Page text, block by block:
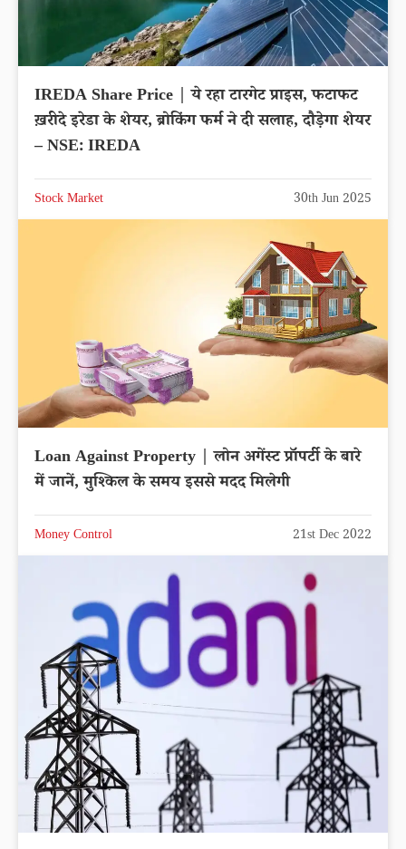
IREDA Share Price | ये रहा टारगेट प्राइस, फटाफट
ख़रीदे इरेडा के शेयर, ब्रोकिंग फर्म ने दी सलाह, दौड़ेगा शेयर
– NSE: IREDA
Stock Market 30th Jun 2025
Loan Against Property | लोन अगेंस्ट प्रॉपर्टी के बारे
में जानें, मुश्किल के समय इससे मदद मिलेगी
Money Control 21st Dec 2022